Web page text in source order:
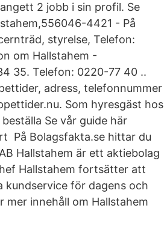
2 jobb i sin profil. Se
4421 - På
styrelse, Telefon:
om Hallstahem -
35. Telefon: 0220-77 40 ..
adress, telefonnummer
Som hyresgäst hos
Se vår guide här
På Bolagsfakta.se hittar du
Hallstahem är ett aktiebolag
Hallstahem fortsätter att
kundservice för dagens och
innehåll om Hallstahem